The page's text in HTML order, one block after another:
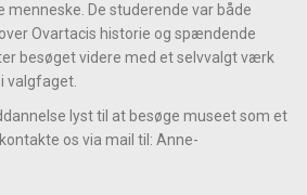
menneske. De studerende var både
Ovartacis historie og spændende
besøget videre med et selvvalgt værk
valgfaget.
lyst til at besøge museet som et
os via mail til: Anne-